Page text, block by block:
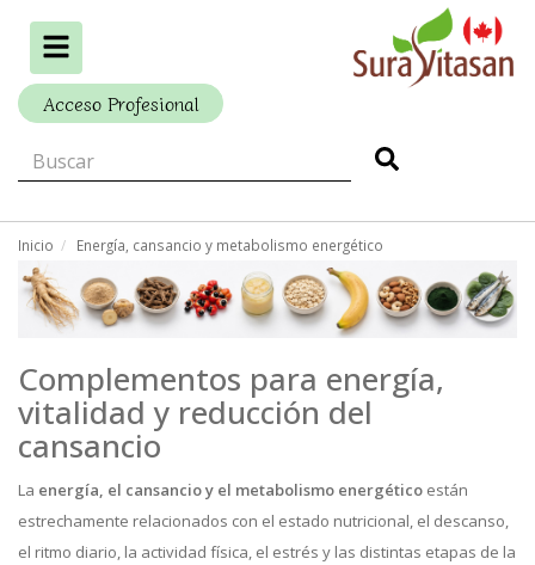
Alternar
navegación
Acceso Profesional
Inicio Energía, cansancio y metabolismo energético
Complementos para energía,
vitalidad y reducción del
cansancio
La energía, el cansancio y el metabolismo energético están
estrechamente relacionados con el estado nutricional, el descanso,
el ritmo diario, la actividad física, el estrés y las distintas etapas de la